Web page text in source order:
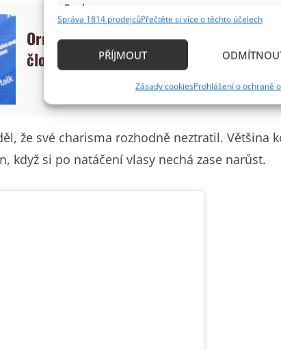
Funkce
Identifikace zařízení na základě automaticky
základě aktivně vyžádaných informací.
Zajištění bezpečnosti, předcházení a
odstraňování chyb, Poskytování a
obsahu, Ukládání a sdělování voleb ochrany
Správa 1814 prodejcůPřečtěte si více o těchto účelech
PŘÍJMOUT
Zásady cookiesProhlášení o ochraně
Ornella Koktová výrazně zhubla a
člověk. Pochlubila se dokonalou
že své charisma rozhodně neztratil. Většina
když si po natáčení vlasy nechá zase narůst.